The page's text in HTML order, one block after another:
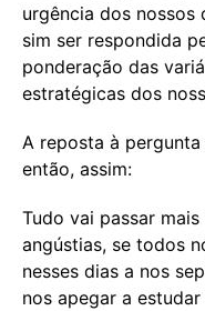
urgência dos
sim ser respondida
ponderação das
estratégicas dos
A reposta à
então, assim:
Tudo vai passar
angústias, se todos
nesses dias a nos
nos apegar a